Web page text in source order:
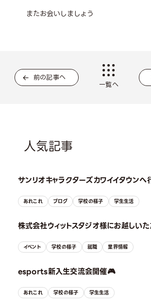
またお会いしましょう
前の記事へ
一覧へ
人気記事
サンリオキャラクターズカワイイタウンへ
あれこれ ブログ 学校の様子 学生生活
株式会社ウィットスタジオ様にお越しい
イベント 学校の様子 就職 業界情報
esports新入生交流会開催🎮
あれこれ 学校の様子 学生生活